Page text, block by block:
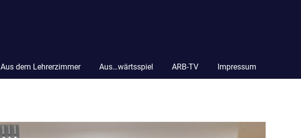
Aus dem Lehrerzimmer Aus…wärtsspiel ARB-TV Impressum